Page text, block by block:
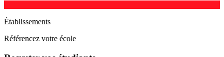
Établissements
Référencez votre école